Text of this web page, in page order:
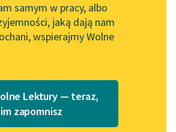
Widget Wolnych Lektur
Przypisy
Katalog w formacie PDF
samym w pracy, albo
jaką dają nam
wspierajmy Wolne
Lektury — teraz,
zapomnisz
Dziecię pusty śmiech
ogarnie...
Tadeusz Boy-Żeleński
Dziadzio